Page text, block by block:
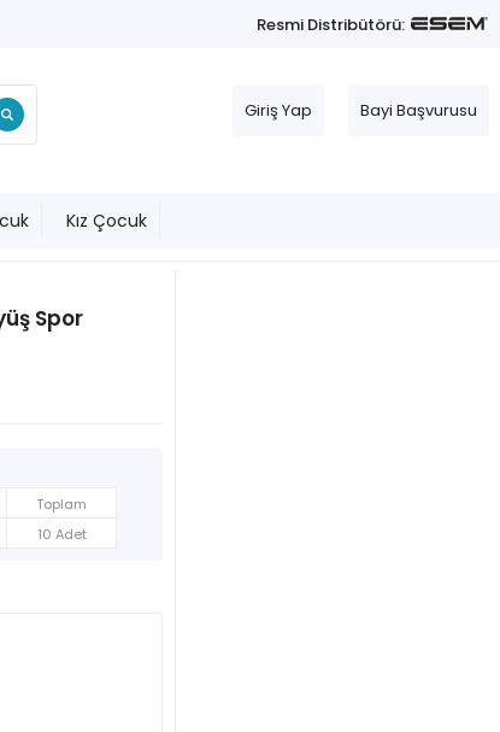
Resmi Distribütörü:
Bayi Başvurusu
Giriş Yap
Kız Çocuk
Spor
Toplam
10 Adet